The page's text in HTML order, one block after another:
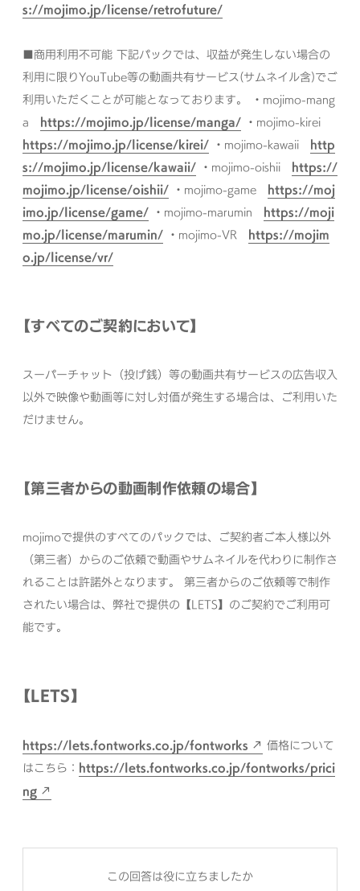
s://mojimo.jp/license/retrofuture/
■商用利用不可能 下記パックでは、収益が発生しない場合の
利用に限りYouTube等の動画共有サービス(サムネイル含)でご
利用いただくことが可能となっております。
・mojimo-mang
a https://mojimo.jp/license/manga/ ・mojimo-kirei
https://mojimo.jp/license/kirei/ ・mojimo-kawaii http
s://mojimo.jp/license/kawaii/ ・mojimo-oishii https://
mojimo.jp/license/oishii/ ・mojimo-game https://moj
imo.jp/license/game/ ・mojimo-marumin https://moji
mo.jp/license/marumin/ ・mojimo-VR https://mojim
o.jp/license/vr/
【すべてのご契約において】
スーパーチャット（投げ銭）等の動画共有サービスの広告収入
以外で映像や動画等に対し対価が発生する場合は、ご利用いた
だけません。
【第三者からの動画制作依頼の場合】
mojimoで提供のすべてのパックでは、ご契約者ご本人様以外
（第三者）からのご依頼で動画やサムネイルを代わりに制作さ
れることは許諾外となります。
第三者からのご依頼等で制作
されたい場合は、弊社で提供の【LETS】のご契約でご利用可
能です。
【LETS】
https://lets.fontworks.co.jp/fontworks
価格について
はこちら： https://lets.fontworks.co.jp/fontworks/prici
ng
この回答は役に立ちましたか